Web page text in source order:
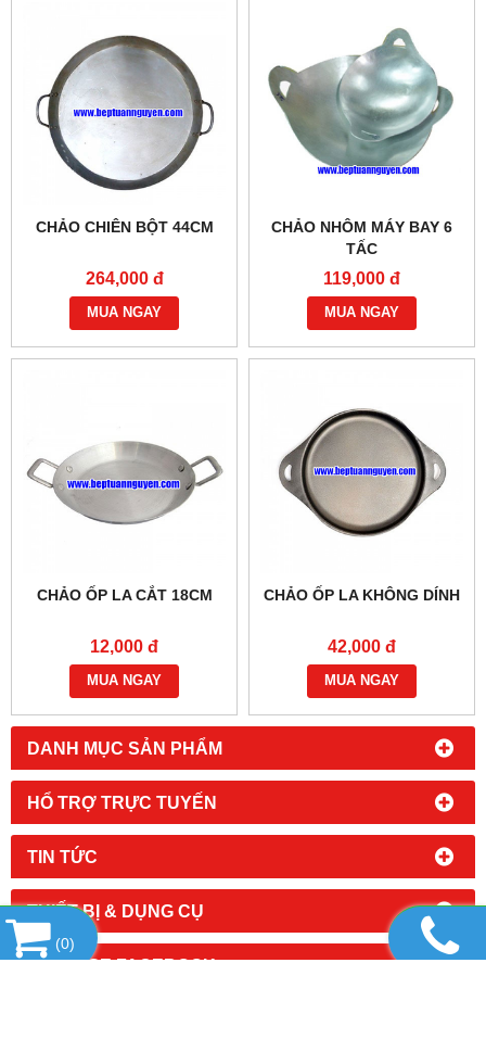
DANH MỤC SẢN PHẨM
HỔ TRỢ TRỰC TUYẾN
TIN TỨC
THIẾT BỊ & DỤNG CỤ
FANPAGE FACEBOOK
CHẢO CHIÊN BỘT 44CM
264,000 đ
MUA NGAY
CHẢO NHÔM MÁY BAY 6
TẤC
119,000 đ
MUA NGAY
CHẢO ỐP LA CẮT 18CM
12,000 đ
MUA NGAY
CHẢO ỐP LA KHÔNG DÍNH
42,000 đ
MUA NGAY
(0)